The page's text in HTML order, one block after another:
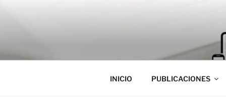
INICIO PUBLICACIONES